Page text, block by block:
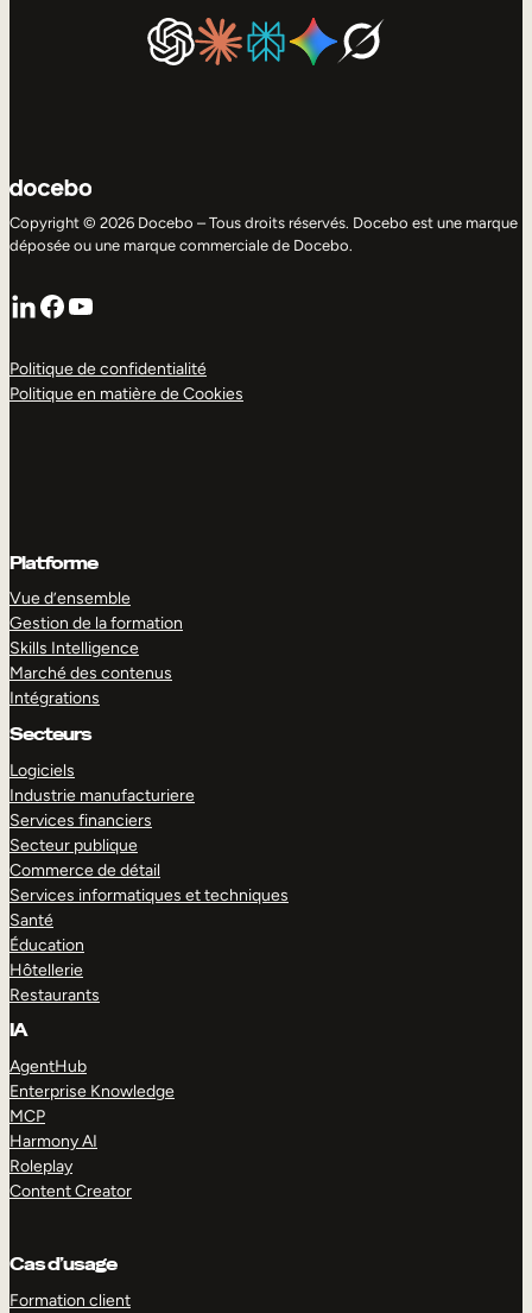
Copyright © 2026 Docebo – Tous droits réservés. Docebo est une marque
déposée ou une marque commerciale de Docebo.
LinkedIn
Facebook
YouTube
Politique de confidentialité
Politique en matière de Cookies
Platforme
Vue d’ensemble
Gestion de la formation
Skills Intelligence
Marché des contenus
Intégrations
Secteurs
Logiciels
Industrie manufacturiere
Services financiers
Secteur publique
Commerce de détail
Services informatiques et techniques
Santé
Éducation
Hôtellerie
Restaurants
IA
AgentHub
Enterprise Knowledge
MCP
Harmony AI
Roleplay
Content Creator
Cas d’usage
Formation client